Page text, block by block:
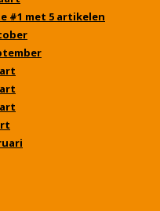
#1 met 5 artikelen